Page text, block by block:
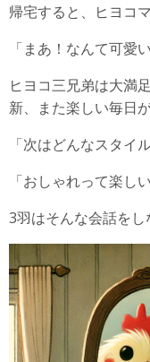
帰宅すると、ヒヨコ
「まあ！なんて可愛
ヒヨコ三兄弟は大満
新、また楽しい毎日
「次はどんなスタイ
「おしゃれって楽し
3羽はそんな会話をし